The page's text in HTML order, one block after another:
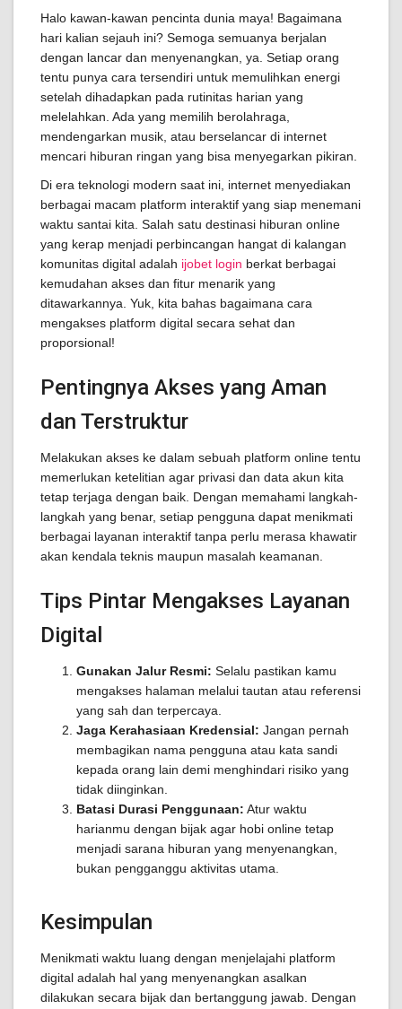
Halo kawan-kawan pencinta dunia maya! Bagaimana
hari kalian sejauh ini? Semoga semuanya berjalan
dengan lancar dan menyenangkan, ya. Setiap orang
tentu punya cara tersendiri untuk memulihkan energi
setelah dihadapkan pada rutinitas harian yang
melelahkan. Ada yang memilih berolahraga,
mendengarkan musik, atau berselancar di internet
mencari hiburan ringan yang bisa menyegarkan pikiran.
Di era teknologi modern saat ini, internet menyediakan
berbagai macam platform interaktif yang siap menemani
waktu santai kita. Salah satu destinasi hiburan online
yang kerap menjadi perbincangan hangat di kalangan
komunitas digital adalah ijobet login berkat berbagai
kemudahan akses dan fitur menarik yang
ditawarkannya. Yuk, kita bahas bagaimana cara
mengakses platform digital secara sehat dan
proporsional!
Pentingnya Akses yang Aman
dan Terstruktur
Melakukan akses ke dalam sebuah platform online tentu
memerlukan ketelitian agar privasi dan data akun kita
tetap terjaga dengan baik. Dengan memahami langkah-
langkah yang benar, setiap pengguna dapat menikmati
berbagai layanan interaktif tanpa perlu merasa khawatir
akan kendala teknis maupun masalah keamanan.
Tips Pintar Mengakses Layanan
Digital
Gunakan Jalur Resmi: Selalu pastikan kamu
mengakses halaman melalui tautan atau referensi
yang sah dan terpercaya.
Jaga Kerahasiaan Kredensial: Jangan pernah
membagikan nama pengguna atau kata sandi
kepada orang lain demi menghindari risiko yang
tidak diinginkan.
Batasi Durasi Penggunaan: Atur waktu
harianmu dengan bijak agar hobi online tetap
menjadi sarana hiburan yang menyenangkan,
bukan pengganggu aktivitas utama.
Kesimpulan
Menikmati waktu luang dengan menjelajahi platform
digital adalah hal yang menyenangkan asalkan
dilakukan secara bijak dan bertanggung jawab. Dengan